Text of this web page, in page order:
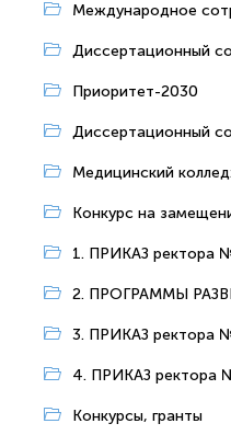
Международное
Диссертационный
Приоритет-2030
Диссертационный
Медицинский
Конкурс на
1. ПРИКАЗ ректора
2. ПРОГРАММЫ
3. ПРИКАЗ
4. ПРИКАЗ
Конкурсы, гранты